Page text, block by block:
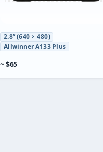
2.8” (640 × 480)
Allwinner A133 Plus
~ $65